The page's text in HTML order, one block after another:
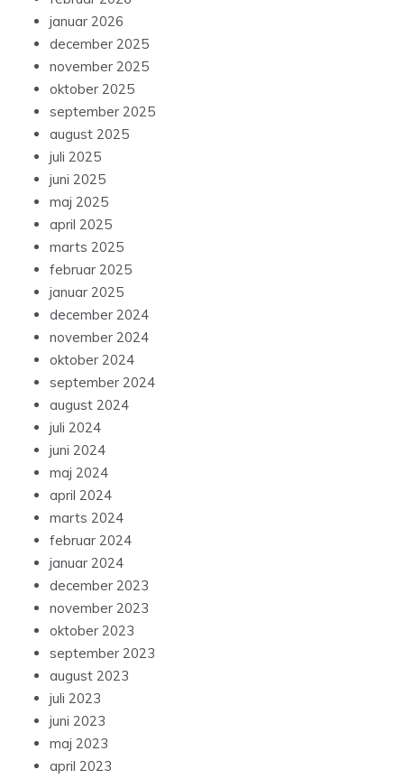
januar 2026
december 2025
november 2025
oktober 2025
september 2025
august 2025
juli 2025
juni 2025
maj 2025
april 2025
marts 2025
februar 2025
januar 2025
december 2024
november 2024
oktober 2024
september 2024
august 2024
juli 2024
juni 2024
maj 2024
april 2024
marts 2024
februar 2024
januar 2024
december 2023
november 2023
oktober 2023
september 2023
august 2023
juli 2023
juni 2023
maj 2023
april 2023